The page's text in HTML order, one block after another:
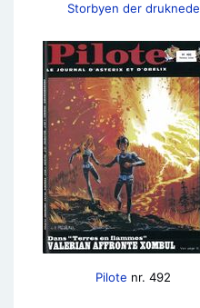
Storbyen der druknede
Pilote nr. 492